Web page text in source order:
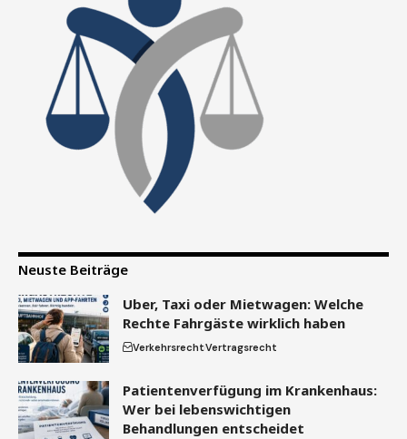
Neuste Beiträge
Uber, Taxi oder Mietwagen: Welche
Rechte Fahrgäste wirklich haben
VerkehrsrechtVertragsrecht
Patientenverfügung im Krankenhaus:
Wer bei lebenswichtigen
Behandlungen entscheidet